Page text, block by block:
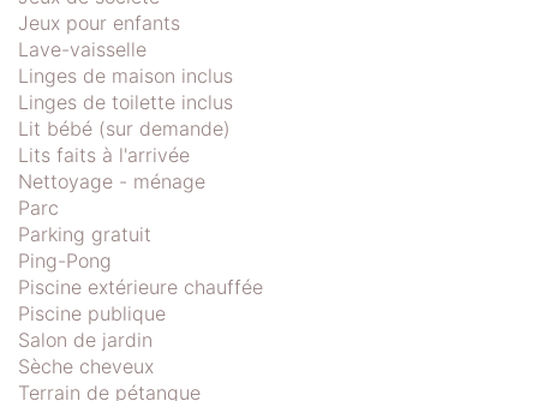
Jeux pour enfants
Lave-vaisselle
Linges de maison inclus
Linges de toilette inclus
Lit bébé (sur demande)
Lits faits à l'arrivée
Nettoyage - ménage
Parc
Parking gratuit
Ping-Pong
Piscine extérieure chauffée
Piscine publique
Salon de jardin
Sèche cheveux
Terrain de pétanque